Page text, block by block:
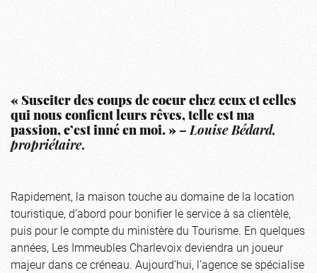
« Susciter des coups de coeur chez ceux et celles
qui nous confient leurs rêves, telle est ma
passion, c’est inné en moi. » –Louise Bédard,
propriétaire.
Rapidement, la maison touche au domaine de la location
touristique, d’abord pour bonifier le service à sa clientèle,
puis pour le compte du ministère du Tourisme. En quelques
années, Les Immeubles Charlevoix deviendra un joueur
majeur dans ce créneau. Aujourd’hui, l’agence se spécialise